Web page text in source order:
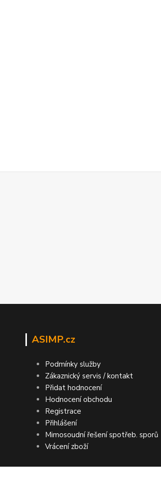
ASIMP.cz
Podmínky služby
Zákaznický servis / kontakt
Přidat hodnocení
Hodnocení obchodu
Registrace
Přihlášení
Mimosoudní řešení spotřeb. sporů
Vrácení zboží